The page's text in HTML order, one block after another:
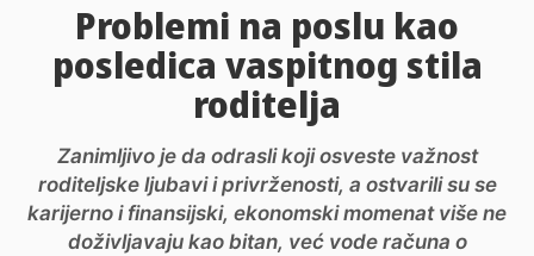
Problemi na poslu kao
posledica vaspitnog stila
roditelja
Zanimljivo je da odrasli koji osveste važnost
roditeljske ljubavi i privrženosti, a ostvarili su se
karijerno i finansijski, ekonomski momenat više ne
doživljavaju kao bitan, već vode računa o